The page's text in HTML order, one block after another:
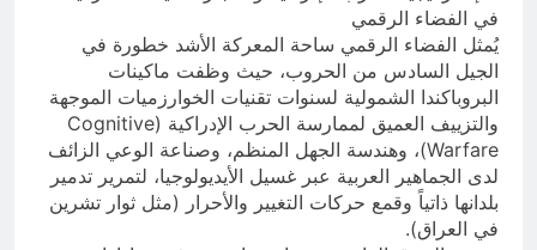
في الفضاء الرقمي
يُمثل الفضاء الرقمي ساحة المعركة الأشد خطورة في
الجيل السادس من الحروب، حيث وظفت ماكينات
البروباكندا الشمولية لسنوات تقنيات الخوارزميات الموجهة
والتزييف العميق لممارسة الحرب الإدراكية (Cognitive
Warfare)، وهندسة الجهل المنظم، وصناعة الوعي الزائف
لدى الجماهير العربية عبر غسيل الأيديولوجيا، لتمرير تدمير
بلدانها ذاتياً وقمع حركات التغيير والأحرار (مثل ثوار تشرين
في العراق).